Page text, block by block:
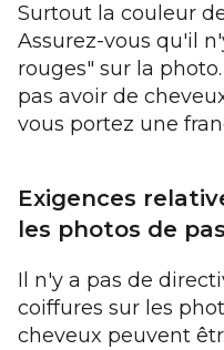
Surtout la couleur
Assurez-vous qu'il
rouges" sur la
pas avoir de
vous portez une
Exigences
les photos de
Il n'y a pas de
coiffures sur les
cheveux peuvent